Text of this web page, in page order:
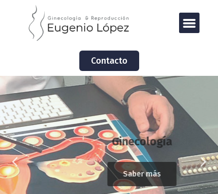
Contacto
Ginecología
Saber más